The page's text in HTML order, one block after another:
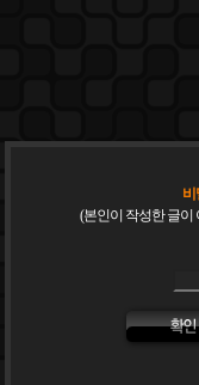
비
(본인이 작성한 글이